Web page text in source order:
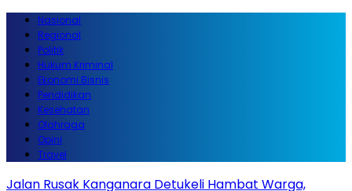
Nasional
Regional
Politik
Hukum Kriminal
Ekonomi Bisnis
Pendidikan
Kesehatan
Olahraga
Opini
Travel
Jalan Rusak Kanganara Detukeli Hambat Warga,